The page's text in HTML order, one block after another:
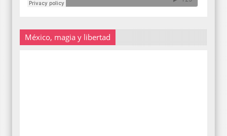
México, magia y libertad